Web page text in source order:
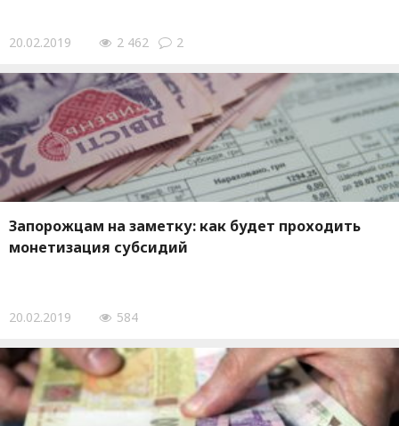
20.02.2019 2 462 2
Запорожцам на заметку: как будет проходить
монетизация субсидий
20.02.2019 584